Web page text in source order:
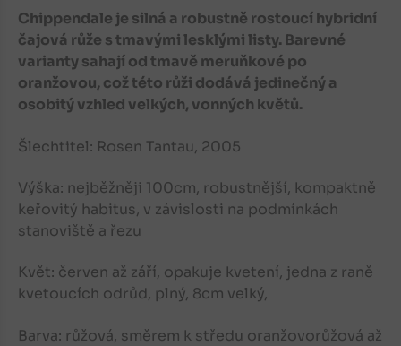
Chippendale je silná a robustně rostoucí hybridní
čajová růže s tmavými lesklými listy. Barevné
varianty sahají od tmavě meruňkové po
oranžovou, což této růži dodává jedinečný a
osobitý vzhled velkých, vonných květů.
Šlechtitel: Rosen Tantau, 2005
Výška: nejběžněji 100cm, robustnější, kompaktně
keřovitý habitus, v závislosti na podmínkách
stanoviště a řezu
Květ: červen až září, opakuje kvetení, jedna z raně
kvetoucích odrůd, plný, 8cm velký,
Barva: růžová, směrem k středu oranžovorůžová až